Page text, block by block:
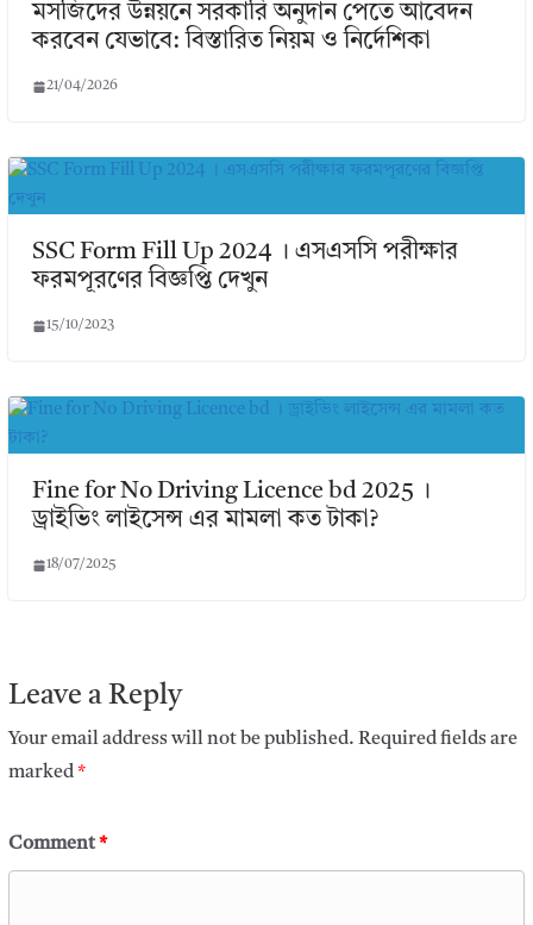
মসজিদের উন্নয়নে সরকারি অনুদান পেতে আবেদন
করবেন যেভাবে: বিস্তারিত নিয়ম ও নির্দেশিকা
21/04/2026
SSC Form Fill Up 2024 । এসএসসি পরীক্ষার
ফরমপূরণের বিজ্ঞপ্তি দেখুন
15/10/2023
Fine for No Driving Licence bd 2025 ।
ড্রাইভিং লাইসেন্স এর মামলা কত টাকা?
18/07/2025
Leave a Reply
Your email address will not be published. Required fields are
marked*
Comment*